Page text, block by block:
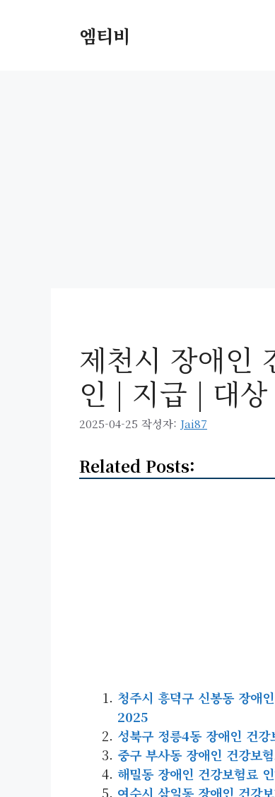
엠티비
제천시 장애인
인 | 지급 | 대
2025-04-25 작성자: Jai87
Related Posts:
청주시 흥덕구 신봉동 장애
2025
성북구 정릉4동 장애인 건
중구 부사동 장애인 건강보
해밀동 장애인 건강보험료
여수시 삼일동 장애인 건강